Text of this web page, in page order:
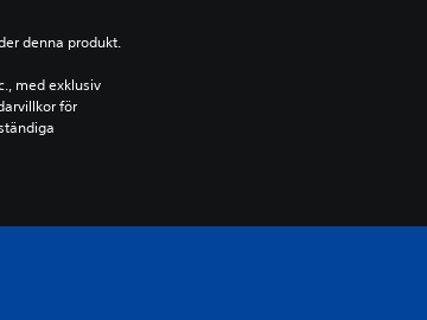
denna produkt.
med exklusiv
för